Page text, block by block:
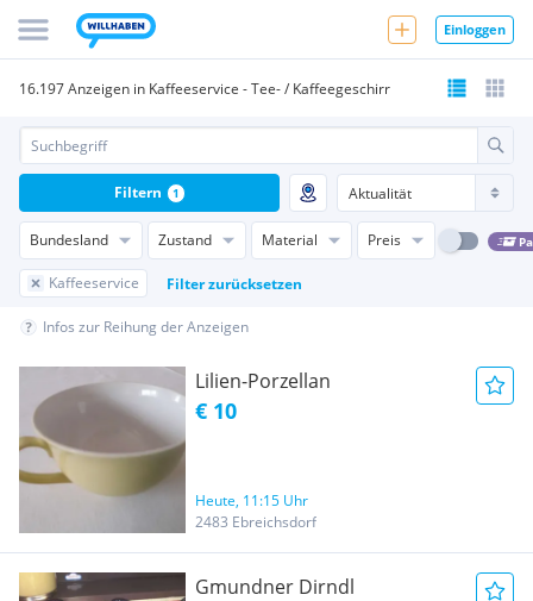
Einloggen
16.197 Anzeigen in Kaffeeservice - Tee- / Kaffeegeschirr
Bundesland Zustand Material Preis
Kaffeeservice Filter zurücksetzen
Filtern 1
Infos zur Reihung der Anzeigen
Lilien-Porzellan
€ 10
Heute, 11:15 Uhr
2483 Ebreichsdorf
Gmundner Dirndl